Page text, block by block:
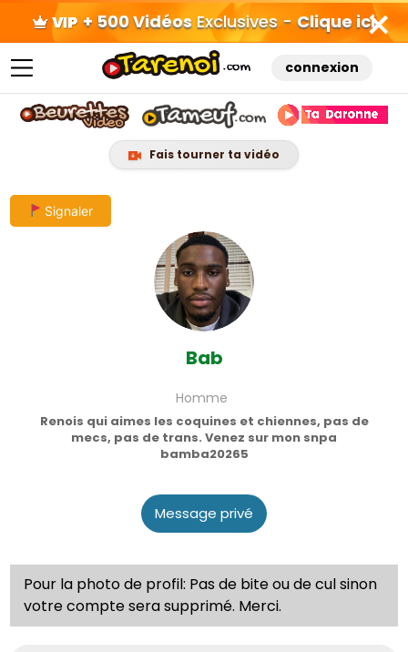
Skip
to
+ 500 Vidéos Exclusives - Clique ici
connexion
Fais tourner ta vidéo
Signaler
Bab
Homme
Renois qui aimes les coquines et chiennes, pas de
mecs, pas de trans. Venez sur mon snpa
bamba20265
Message privé
Pour la photo de profil: Pas de bite ou de cul sinon
votre compte sera supprimé. Merci.